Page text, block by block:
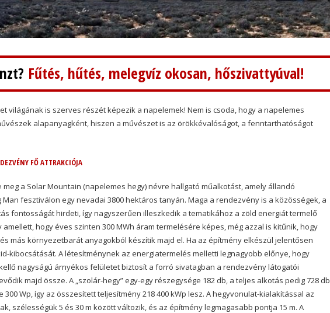
Fűtés, hűtés, melegvíz okosan, hőszivattyúval!
világának is szerves részét képezik a napelemek! Nem is csoda, hogy a napelemes
alapanyagként, hiszen a művészet is az örökkévalóságot, a fenntarthatóságot
FŐ ATTRAKCIÓJA
meg a Solar Mountain (napelemes hegy) névre hallgató műalkotást, amely állandó
fesztiválon egy nevadai 3800 hektáros tanyán. Maga a rendezvény is a közösségek, a
fontosságát hirdeti, így nagyszerűen illeszkedik a tematikához a zöld energiát termelő
hogy éves szinten 300 MWh áram termelésére képes, még azzal is kitűnik, hogy
más környezetbarát anyagokból készítik majd el. Ha az építmény elkészül jelentősen
kibocsátását. A létesítménynek az energiatermelés melletti legnagyobb előnye, hogy
nagyságú árnyékos felületet biztosít a forró sivatagban a rendezvény látogatói
majd össze. A „szolár-hegy” egy-egy részegysége 182 db, a teljes alkotás pedig 728 db
Wp, így az összesített teljesítmény 218 400 kWp lesz. A hegyvonulat-kialakítással az
szélességük 5 és 30 m között változik, és az építmény legmagasabb pontja 15 m. A